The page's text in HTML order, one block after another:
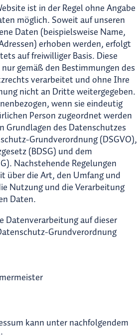
ist in der Regel ohne Angabe
möglich. Soweit auf unseren
Daten (beispielsweise Name,
erhoben werden, erfolgt
auf freiwilliger Basis. Diese
gemäß den Bestimmungen des
verarbeitet und ohne Ihre
nicht an Dritte weitergegeben.
wenn sie eindeutig
Person zugeordnet werden
Grundlagen des Datenschutzes
Grundverordnung (DSGVO),
(BDSG) und dem
Nachstehende Regelungen
über die Art, den Umfang und
Nutzung und die Verarbeitung
Daten.
Datenverarbeitung auf dieser
Grundverordnung
kann unter nachfolgendem